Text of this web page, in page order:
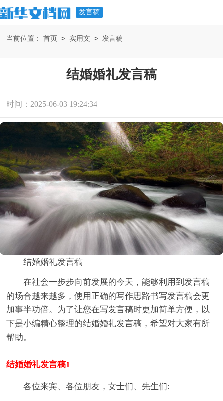
发言稿
当前位置： 首页 > 实用文 > 发言稿
结婚婚礼发言稿
时间：2025-06-03 19:24:34
结婚婚礼发言稿
在社会一步步向前发展的今天，能够利用到发言稿
的场合越来越多，使用正确的写作思路书写发言稿会更
加事半功倍。为了让您在写发言稿时更加简单方便，以
下是小编精心整理的结婚婚礼发言稿，希望对大家有所
帮助。
结婚婚礼发言稿1
各位来宾、各位朋友，女士们、先生们: